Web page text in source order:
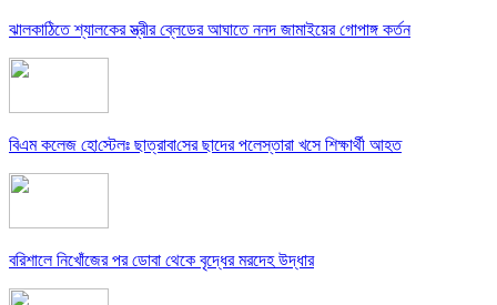
ঝালকাঠিতে শ্যালকের স্ত্রীর ব্লেডের আঘাতে ননদ জামাইয়ের গোপাঙ্গ কর্তন
বিএম কলে‌জ হো‌স্টেলঃ ছাত্রাবা‌সের ছাদের পলেস্তারা খসে শিক্ষার্থী আহত
বরিশালে নিখোঁজের পর ডোবা থেকে বৃদ্ধের মরদেহ উদ্ধার